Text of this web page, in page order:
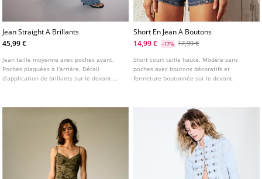
Jean Straight A Brillants
45,99 €
Jean taille moyenne avec poches avant.
Poches plaquées à l'arrière. Détail
d'application de brillants sur le devant.
Short En Jean A Boutons
14,99 €
-17% 17,99 €
Short court taille haute. Modèle sans
poches avec boutons décoratifs et
fermeture boutonnée sur le devant.